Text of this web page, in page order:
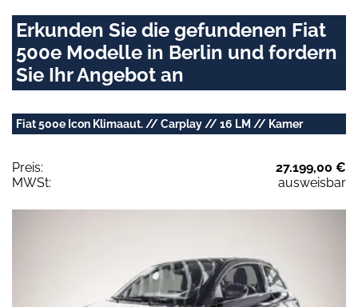
Erkunden Sie die gefundenen Fiat
500e Modelle in Berlin und fordern
Sie Ihr Angebot an
Fiat 500e Icon Klimaaut. // Carplay // 16 LM // Kamer
Preis:
27.199,00 €
MWSt:
ausweisbar